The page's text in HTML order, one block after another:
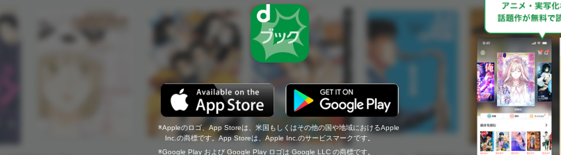
Appleのロゴ、App Storeは、米国もしくはその他の国や地域におけるApple
Inc.の商標です。App Storeは、Apple Inc.のサービスマークです。
Google Play および Google Play ロゴは Google LLC の商標です。